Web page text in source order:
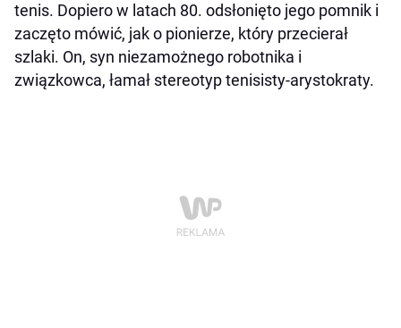
tenis. Dopiero w latach 80. odsłonięto jego pomnik i
zaczęto mówić, jak o pionierze, który przecierał
szlaki. On, syn niezamożnego robotnika i
związkowca, łamał stereotyp tenisisty-arystokraty.